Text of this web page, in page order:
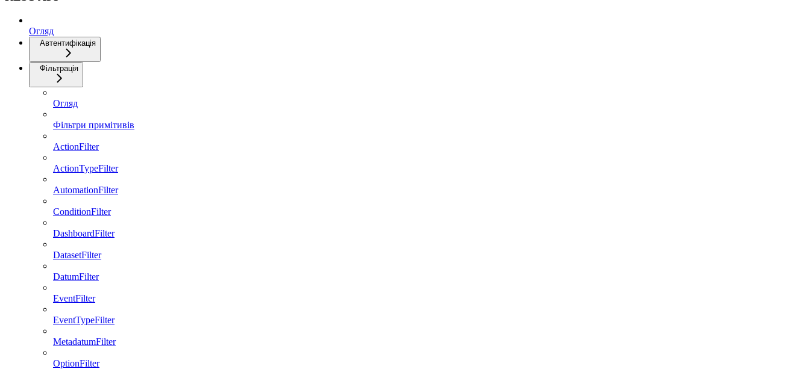
Огляд
Автентифікація
Фільтрація
Огляд
Фільтри примітивів
ActionFilter
ActionTypeFilter
AutomationFilter
ConditionFilter
DashboardFilter
DatasetFilter
DatumFilter
EventFilter
EventTypeFilter
MetadatumFilter
OptionFilter